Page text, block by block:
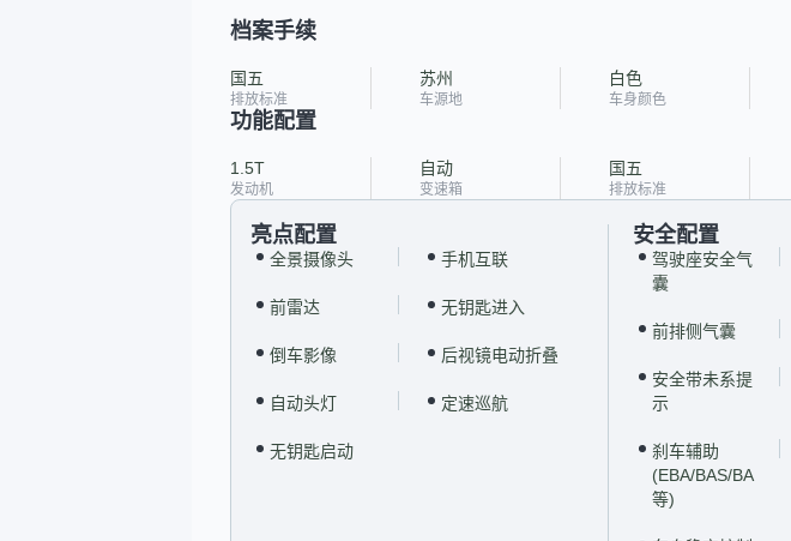
档案手续
国五
排放标准
苏州
车源地
白色
车身颜色
功能配置
1.5T
发动机
自动
变速箱
国五
排放标准
亮点配置
全景摄像头 手机互联
前雷达 无钥匙进入
倒车影像 后视镜电动折叠
自动头灯 定速巡航
无钥匙启动
安全配置
驾驶座安全气
囊
前排侧气囊
安全带未系提
示
刹车辅助
(EBA/BAS/BA
等)